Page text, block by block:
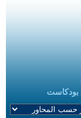
بودكاست